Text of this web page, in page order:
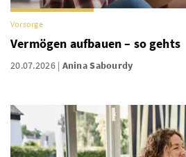
Vorsorge
Vermögen aufbauen – so gehts
20.07.2026 Anina Sabourdy